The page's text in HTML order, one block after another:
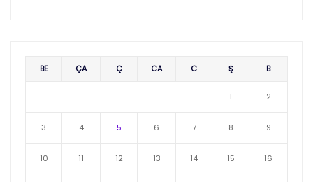
BE ÇA Ç CA C Ş B
1 2
3 4 5 6 7 8 9
10 11 12 13 14 15 16